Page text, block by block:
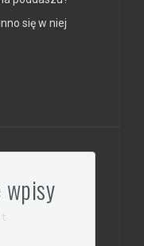
się w niej
wpisy